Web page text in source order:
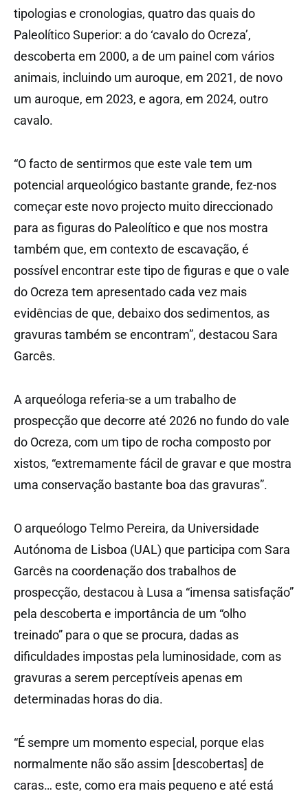
tipologias e cronologias, quatro das quais do
Paleolítico Superior: a do ‘cavalo do Ocreza’,
descoberta em 2000, a de um painel com vários
animais, incluindo um auroque, em 2021, de novo
um auroque, em 2023, e agora, em 2024, outro
cavalo.
“O facto de sentirmos que este vale tem um
potencial arqueológico bastante grande, fez-nos
começar este novo projecto muito direccionado
para as figuras do Paleolítico e que nos mostra
também que, em contexto de escavação, é
possível encontrar este tipo de figuras e que o vale
do Ocreza tem apresentado cada vez mais
evidências de que, debaixo dos sedimentos, as
gravuras também se encontram”, destacou Sara
Garcês.
A arqueóloga referia-se a um trabalho de
prospecção que decorre até 2026 no fundo do vale
do Ocreza, com um tipo de rocha composto por
xistos, “extremamente fácil de gravar e que mostra
uma conservação bastante boa das gravuras”.
O arqueólogo Telmo Pereira, da Universidade
Autónoma de Lisboa (UAL) que participa com Sara
Garcês na coordenação dos trabalhos de
prospecção, destacou à Lusa a “imensa satisfação”
pela descoberta e importância de um “olho
treinado” para o que se procura, dadas as
dificuldades impostas pela luminosidade, com as
gravuras a serem perceptíveis apenas em
determinadas horas do dia.
“É sempre um momento especial, porque elas
normalmente não são assim [descobertas] de
caras… este, como era mais pequeno e até está